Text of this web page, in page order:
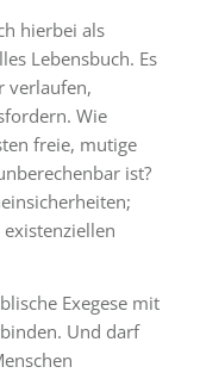
hierbei als
Lebensbuch. Es
verlaufen,
Wie
freie, mutige
ist?
Exegese mit
Und darf